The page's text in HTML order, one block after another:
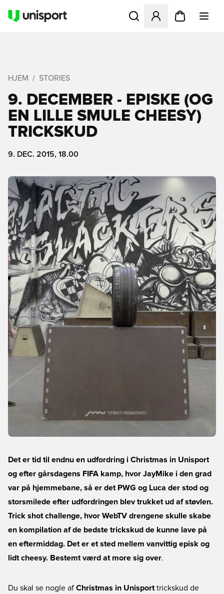
Åbner en Modal til at
HJEM STORIES
9. DECEMBER - EPISKE (OG
EN LILLE SMULE CHEESY)
TRICKSKUD
9. DEC. 2015, 18.00
Det er tid til endnu en udfordring i Christmas in Unisport
og efter gårsdagens FIFA kamp, hvor JayMike i den grad
var på hjemmebane, så er det PWG og Luca der stod og
storsmilede efter udfordringen blev trukket ud af støvlen.
Trick shot challenge, hvor WebTV drengene skulle skabe
en kompilation af de bedste trickskud de kunne lave på
en eftermiddag. Det er et sted mellem vanvittig episk og
lidt cheesy. Bestemt værd at more sig over.
Du skal se nogle afChristmas in Unisport trickskud de